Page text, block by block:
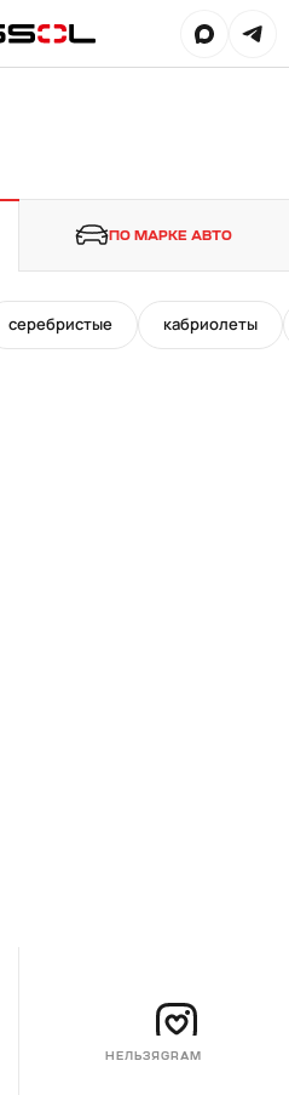
ПО МАРКЕ АВТО
серебристые кабриолеты
НЕЛЬЗЯGRAM